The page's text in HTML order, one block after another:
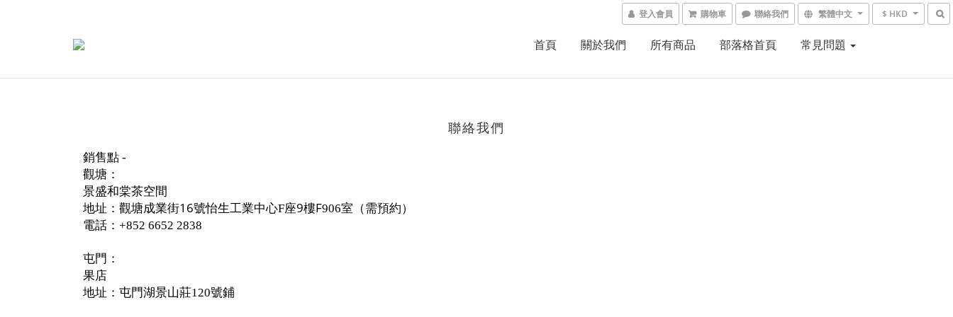
登入會員 購物車 聯絡我們 繁體中文 $ HKD
首頁 關於我們 所有商品 部落格首頁 常見問題
聯絡我們
銷售點 -
觀塘：
景盛和棠茶空間
地址：觀塘成業街16號怡生工業中心F座9樓F906室 （需預約）
電話： +852 6652 2838
屯門：
果店
地址：屯門湖景山莊120號鋪